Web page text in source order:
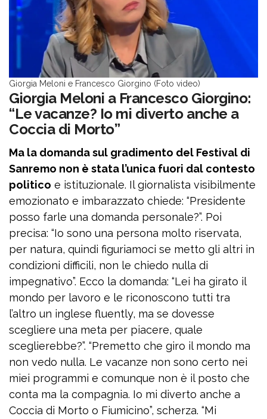
Giorgia Meloni e Francesco Giorgino (Foto video)
Giorgia Meloni a Francesco Giorgino:
“Le vacanze? Io mi diverto anche a
Coccia di Morto”
Ma la domanda sul gradimento del Festival di
Sanremo non è stata l’unica fuori dal contesto
politico e istituzionale. Il giornalista visibilmente
emozionato e imbarazzato chiede: “Presidente
posso farle una domanda personale?”. Poi
precisa: “Io sono una persona molto riservata,
per natura, quindi figuriamoci se metto gli altri in
condizioni difficili, non le chiedo nulla di
impegnativo”. Ecco la domanda: “Lei ha girato il
mondo per lavoro e le riconoscono tutti tra
l’altro un inglese fluently, ma se dovesse
scegliere una meta per piacere, quale
sceglierebbe?”. “Premetto che giro il mondo ma
non vedo nulla. Le vacanze non sono certo nei
miei programmi e comunque non è il posto che
conta ma la compagnia. Io mi diverto anche a
Coccia di Morto o Fiumicino”, scherza. “Mi